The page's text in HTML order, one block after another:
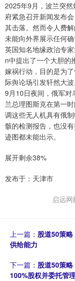
2025年9月，波兰突
府紧急召开新闻发布
其击落。然而令人费
未能向外界展示任何
英国知名地缘政治专
n中提出了一个大胆的
嫁祸行动，目的是为
际舆论场引发轩然大
9月10日夜间，俄军对
兰总理图斯克在第一
调这些无人机具有俄
骸的检测报告，也没
迹图都未能出示。
展开剩余38%
发布于：天津市
启远
上一篇： 股道50策
供给能力
下一篇： 股道50策
100%股权并委托管